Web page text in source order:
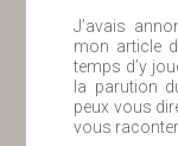
J’avais
mon article
temps d’y
la parution
peux vous
vous raconter